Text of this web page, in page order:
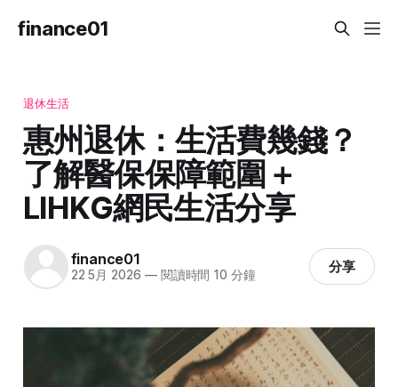
finance01
退休生活
惠州退休：生活費幾錢？
了解醫保保障範圍＋
LIHKG網民生活分享
finance01
22 5月 2026 —閱讀時間 10 分鐘 分享